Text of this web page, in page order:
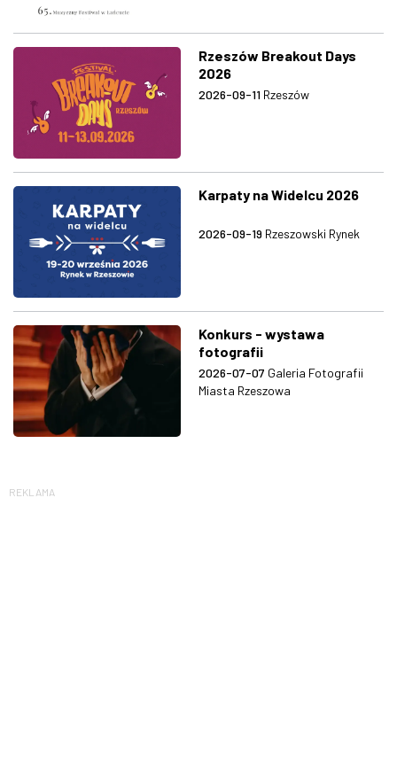
Rzeszów Breakout Days
2026
2026-09-11 Rzeszów
Karpaty na Widelcu 2026
2026-09-19 Rzeszowski Rynek
Konkurs - wystawa
fotografii
2026-07-07 Galeria Fotografii
Miasta Rzeszowa
REKLAMA